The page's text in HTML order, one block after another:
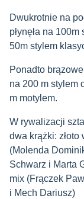
Dwukrotnie na
płynęła na
50m stylem
Ponadto
na 200 m stylem
m motylem.
W rywalizacji
dwa krążki:
(Molenda
Schwarz i Marta
mix (Frączek
i Mech Dariusz)